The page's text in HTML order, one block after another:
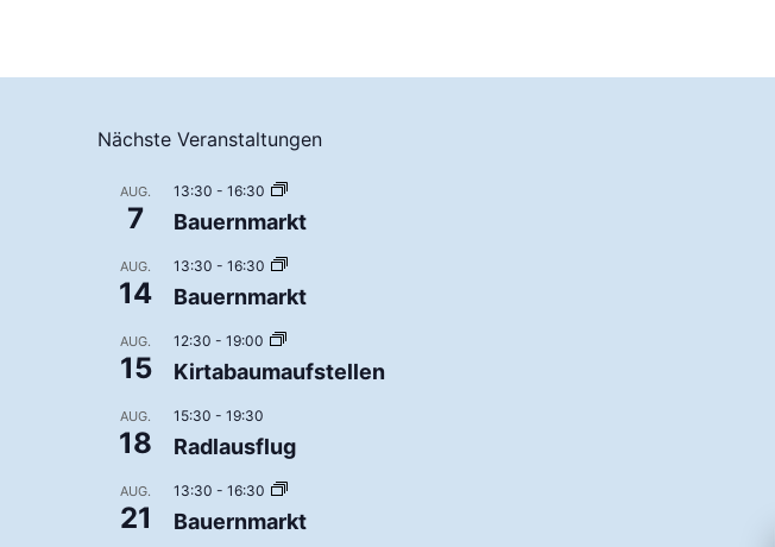
Nächste Veranstaltungen
AUG.
7
13:30 - 16:30
Bauernmarkt
AUG.
14
13:30 - 16:30
Bauernmarkt
AUG.
15
12:30 - 19:00
Kirtabaumaufstellen
AUG.
18
15:30 - 19:30
Radlausflug
AUG.
21
13:30 - 16:30
Bauernmarkt